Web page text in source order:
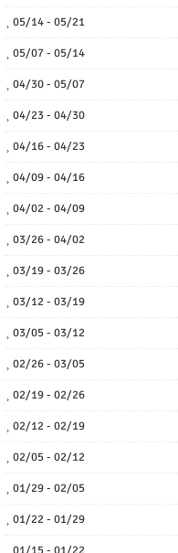
05/14 - 05/21
05/07 - 05/14
04/30 - 05/07
04/23 - 04/30
04/16 - 04/23
04/09 - 04/16
04/02 - 04/09
03/26 - 04/02
03/19 - 03/26
03/12 - 03/19
03/05 - 03/12
02/26 - 03/05
02/19 - 02/26
02/12 - 02/19
02/05 - 02/12
01/29 - 02/05
01/22 - 01/29
01/15 - 01/22